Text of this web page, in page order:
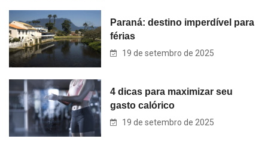
Paraná: destino imperdível para
férias
19 de setembro de 2025
4 dicas para maximizar seu
gasto calórico
19 de setembro de 2025